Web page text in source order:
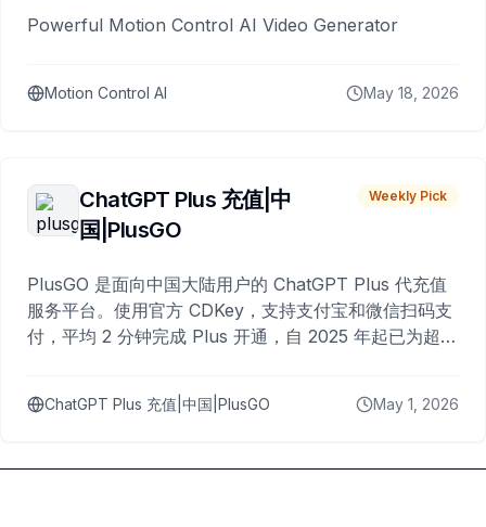
Powerful Motion Control AI Video Generator
Motion Control AI May 18, 2026
ChatGPT Plus 充值|中
国|PlusGO
Weekly Pick
PlusGO 是面向中国大陆用户的 ChatGPT Plus 代充值
服务平台。使用官方 CDKey，支持支付宝和微信扫码支
付，平均 2 分钟完成 Plus 开通，自 2025 年起已为超过
ChatGPT Plus 充值|中国|PlusGO May 1, 2026